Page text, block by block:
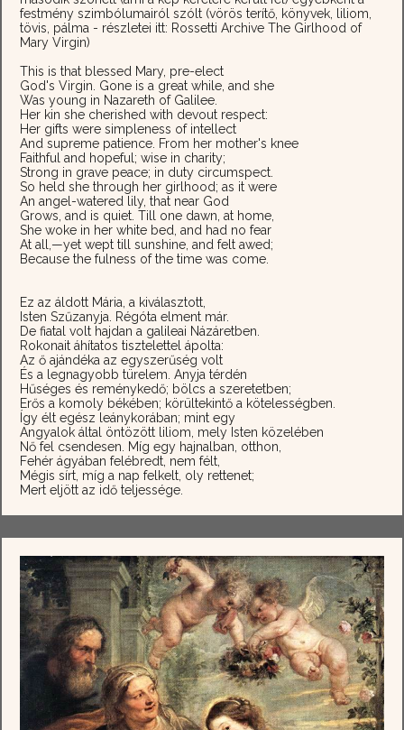
festmény szimbólumairól szólt (vörös terítő, könyvek, liliom,
tövis, pálma - részletei itt: Rossetti Archive The Girlhood of
Mary Virgin)
This is that blessed Mary, pre-elect
God's Virgin. Gone is a great while, and she
Was young in Nazareth of Galilee.
Her kin she cherished with devout respect:
Her gifts were simpleness of intellect
And supreme patience. From her mother's knee
Faithful and hopeful; wise in charity;
Strong in grave peace; in duty circumspect.
So held she through her girlhood; as it were
An angel-watered lily, that near God
Grows, and is quiet. Till one dawn, at home,
She woke in her white bed, and had no fear
At all,—yet wept till sunshine, and felt awed;
Because the fulness of the time was come.
Ez az áldott Mária, a kiválasztott,
Isten Szűzanyja. Régóta elment már.
De fiatal volt hajdan a galileai Názáretben.
Rokonait áhítatos tisztelettel ápolta:
Az ő ajándéka az egyszerűség volt
És a legnagyobb türelem. Anyja térdén
Hűséges és reménykedő; bölcs a szeretetben;
Erős a komoly békében; körültekintő a kötelességben.
Így élt egész leánykorában; mint egy
Angyalok által öntözött liliom, mely Isten közelében
Nő fel csendesen. Míg egy hajnalban, otthon,
Fehér ágyában felébredt, nem félt,
Mégis sírt, míg a nap felkelt, oly rettenet;
Mert eljött az idő teljessége.